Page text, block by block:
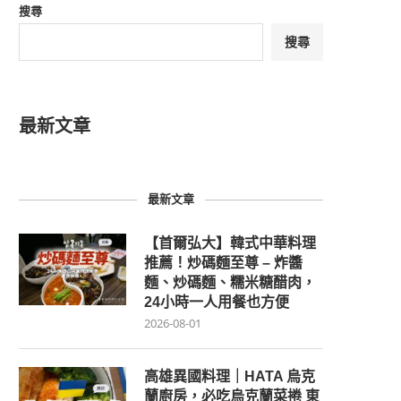
搜尋
搜尋
最新文章
最新文章
【首爾弘大】韓式中華料理
推薦！炒碼麵至尊 – 炸醬
麵、炒碼麵、糯米糖醋肉，
24小時一人用餐也方便
2026-08-01
高雄異國料理｜HATA 烏克
蘭廚房，必吃烏克蘭菜捲 東